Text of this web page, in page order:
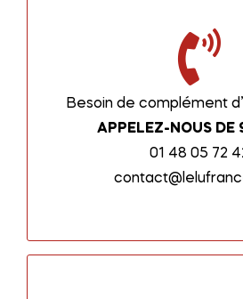
Besoin de complément
APPELEZ-NOUS DE
01 48 05 72